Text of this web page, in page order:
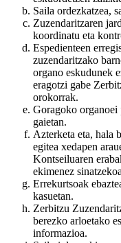
Saila ordezkatzea,
Zuzendaritzaren
koordinatu eta
Espedienteen
zuzendaritzako
organo eskudunek
eragotzi gabe
orokorrak.
Goragoko organoei
gaietan.
Azterketa eta, hala
egitea xedapen
Kontseiluaren
ekimenez
Errekurtsoak
kasuetan.
Zerbitzu
berezko arloetako
informazioa.